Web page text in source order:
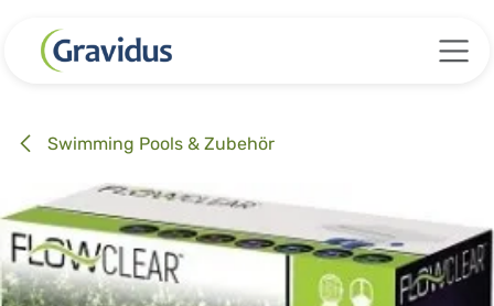
Swimming Pools & Zubehör